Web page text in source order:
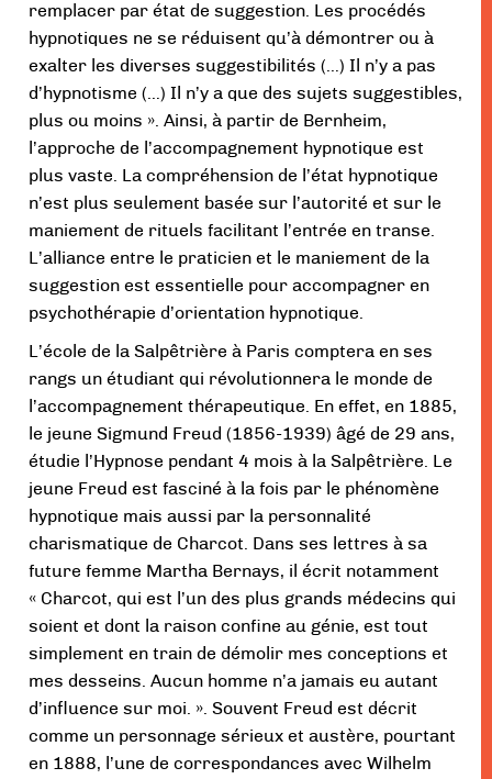
remplacer par état de suggestion. Les procédés
hypnotiques ne se réduisent qu’à démontrer ou à
exalter les diverses suggestibilités (…) Il n’y a pas
d’hypnotisme (…) Il n’y a que des sujets suggestibles,
plus ou moins ». Ainsi, à partir de Bernheim,
l’approche de l’accompagnement hypnotique est
plus vaste. La compréhension de l’état hypnotique
n’est plus seulement basée sur l’autorité et sur le
maniement de rituels facilitant l’entrée en transe.
L’alliance entre le praticien et le maniement de la
suggestion est essentielle pour accompagner en
psychothérapie d’orientation hypnotique.
L’école de la Salpêtrière à Paris comptera en ses
rangs un étudiant qui révolutionnera le monde de
l’accompagnement thérapeutique. En effet, en 1885,
le jeune Sigmund Freud (1856-1939) âgé de 29 ans,
étudie l’Hypnose pendant 4 mois à la Salpêtrière. Le
jeune Freud est fasciné à la fois par le phénomène
hypnotique mais aussi par la personnalité
charismatique de Charcot. Dans ses lettres à sa
future femme Martha Bernays, il écrit notamment
« Charcot, qui est l’un des plus grands médecins qui
soient et dont la raison confine au génie, est tout
simplement en train de démolir mes conceptions et
mes desseins. Aucun homme n’a jamais eu autant
d’influence sur moi. ». Souvent Freud est décrit
comme un personnage sérieux et austère, pourtant
en 1888, l’une de correspondances avec Wilhelm